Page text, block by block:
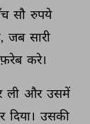
सौ रुपये
जब सारी
फ़रेब करे।
ली और उसमें
दिया। उसकी